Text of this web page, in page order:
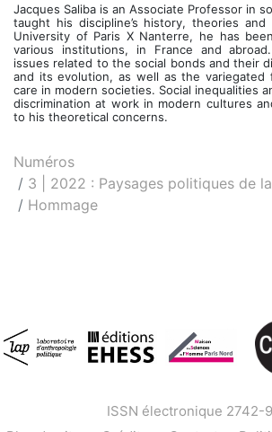
Jacques Saliba is an Associate Professor in
taught his discipline’s history, theories
University of Paris X Nanterre, he has
various institutions, in France and
issues related to the social bonds and their
and its evolution, as well as the variegated
care in modern societies. Social inequalities
discrimination at work in modern cultures
to his theoretical concerns.
Numéros
3 | 2022 : Paysages politiques de
Hommage
ISSN électronique 2742-